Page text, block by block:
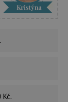
Kristýna
Kč.